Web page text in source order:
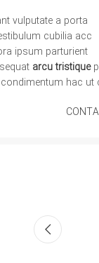
vulputate a porta.
cubilia acc.
ipsum parturient.
arcu tristique
hac ut